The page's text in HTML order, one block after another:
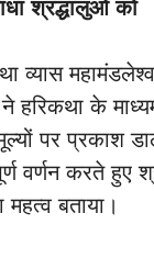
श्रद्धालुओं को
व्यास
हरिकथा के
पर प्रकाश
वर्णन करते हुए
बताया।